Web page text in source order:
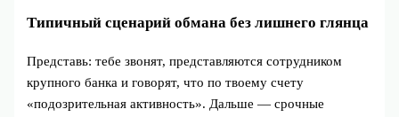
Типичный сценарий обмана без лишнего глянца
Представь: тебе звонят, представляются сотрудником
крупного банка и говорят, что по твоему счету
«подозрительная активность». Дальше — срочные